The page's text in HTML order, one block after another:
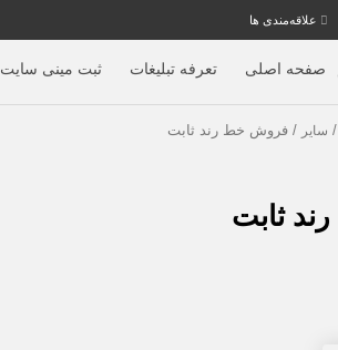
علاقه‌مندی ها
صفحه اصلی تعرفه تبلیغات ثبت مینی سایت
/ سایر / فروش خط رند ثابت
ثابت